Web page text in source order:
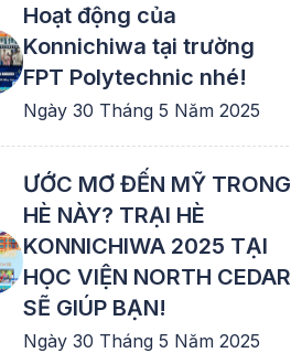
Hoạt động của
Konnichiwa tại trường
FPT Polytechnic nhé!
Ngày 30 Tháng 5 Năm 2025
ƯỚC MƠ ĐẾN MỸ TRONG
HÈ NÀY? TRẠI HÈ
KONNICHIWA 2025 TẠI
HỌC VIỆN NORTH CEDAR
SẼ GIÚP BẠN!
Ngày 30 Tháng 5 Năm 2025